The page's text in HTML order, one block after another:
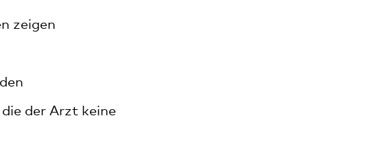
zeigen
der Arzt keine